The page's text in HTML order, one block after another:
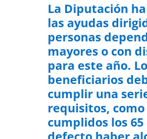
La Diputación
las ayudas
personas
mayores o con
para este año.
beneficiarios
cumplir una
requisitos,
cumplidos los 65